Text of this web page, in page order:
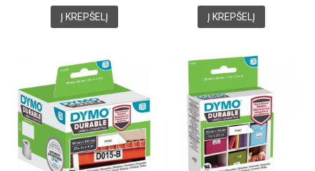
Į KREPŠELĮ Į KREPŠELĮ